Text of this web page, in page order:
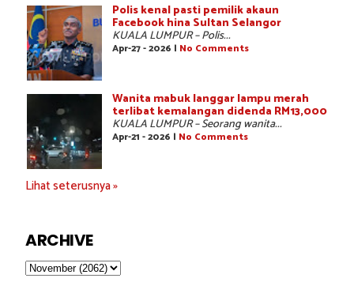
Polis kenal pasti pemilik akaun
Facebook hina Sultan Selangor
KUALA LUMPUR – Polis...
Apr-27 - 2026 | No Comments
Wanita mabuk langgar lampu merah
terlibat kemalangan didenda RM13,000
KUALA LUMPUR – Seorang wanita...
Apr-21 - 2026 | No Comments
Lihat seterusnya »
ARCHIVE